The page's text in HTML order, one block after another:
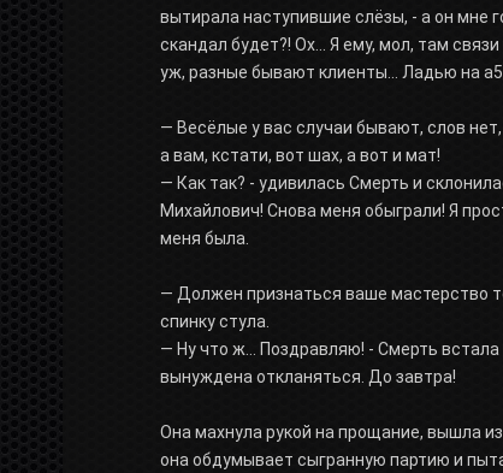
вытирала наступившие слёзы, - а он мне
скандал будет?! Ох... Я ему, мол, там
уж, разные бывают клиенты... Ладью на
— Весёлые у вас случаи бывают, слов
а вам, кстати, вот шах, а вот и мат!
— Как так? - удивилась Смерть и
Михайлович! Снова меня обыграли! Я
меня была.
— Должен признаться ваше мастерство
спинку стула.
— Ну что ж... Поздравляю! - Смерть
вынуждена откланяться. До завтра!
Она махнула рукой на прощание, вышла
она обдумывает сыгранную партию и